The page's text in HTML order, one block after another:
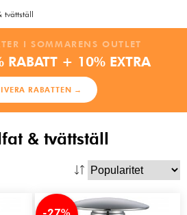
tvättställ
I SOMMARENS OUTLET
RABATT + 10% EXTRA
RABATTEN →
& tvättställ
-27%